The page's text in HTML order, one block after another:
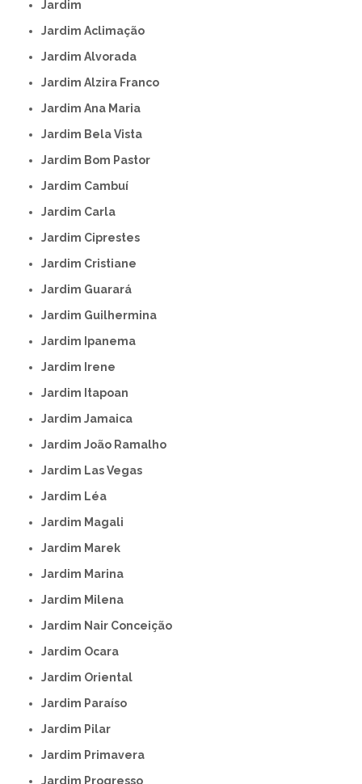
Jardim
Jardim Aclimação
Jardim Alvorada
Jardim Alzira Franco
Jardim Ana Maria
Jardim Bela Vista
Jardim Bom Pastor
Jardim Cambuí
Jardim Carla
Jardim Ciprestes
Jardim Cristiane
Jardim Guarará
Jardim Guilhermina
Jardim Ipanema
Jardim Irene
Jardim Itapoan
Jardim Jamaica
Jardim João Ramalho
Jardim Las Vegas
Jardim Léa
Jardim Magali
Jardim Marek
Jardim Marina
Jardim Milena
Jardim Nair Conceição
Jardim Ocara
Jardim Oriental
Jardim Paraíso
Jardim Pilar
Jardim Primavera
Jardim Progresso